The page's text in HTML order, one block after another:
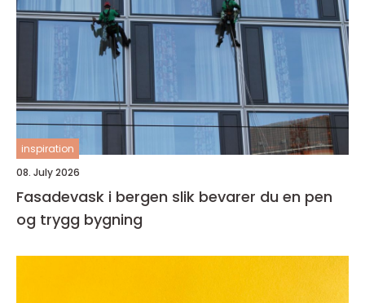
inspiration
08. July 2026
Fasadevask i bergen slik bevarer du en pen
og trygg bygning